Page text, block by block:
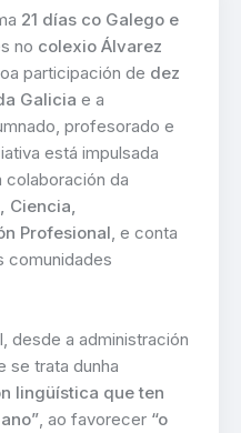
21 días co Galego e
no colexio Álvarez
participación de dez
Galicia e a
profesorado e
está impulsada
colaboración da
Ciencia,
Profesional , e conta
comunidades
desde a administración
se trata dunha
lingüística que ten
, ao favorecer “o